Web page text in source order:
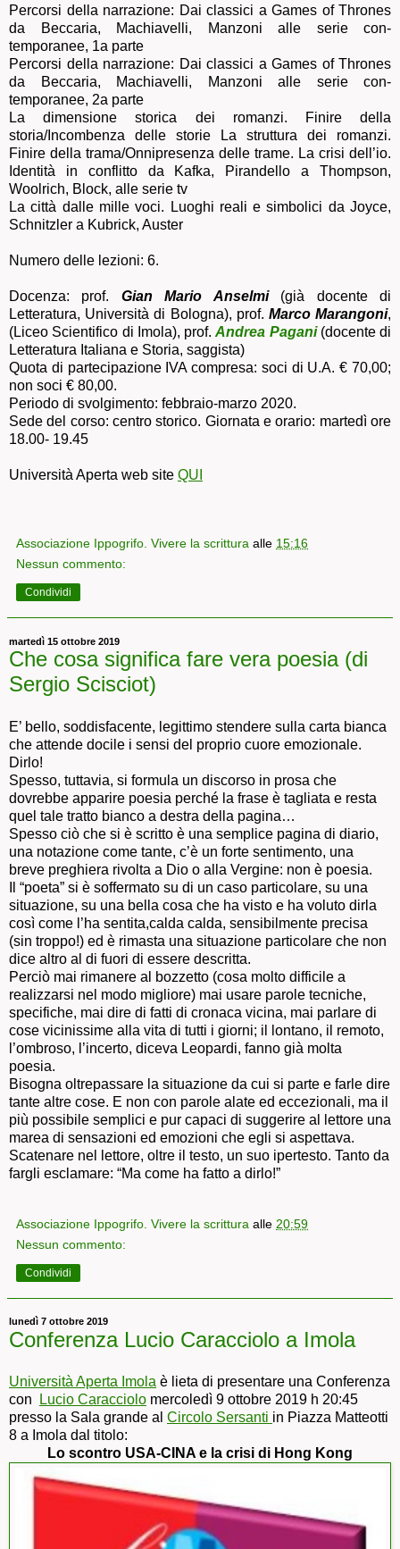
Percorsi della narrazione: Dai classici a Games of Thrones
da Beccaria, Machiavelli, Manzoni alle serie con-
temporanee, 1a parte
Percorsi della narrazione: Dai classici a Games of Thrones
da Beccaria, Machiavelli, Manzoni alle serie con-
temporanee, 2a parte
La dimensione storica dei romanzi. Finire della
storia/Incombenza delle storie La struttura dei romanzi.
Finire della trama/Onnipresenza delle trame. La crisi dell’io.
Identità in conflitto da Kafka, Pirandello a Thompson,
Woolrich, Block, alle serie tv
La città dalle mille voci. Luoghi reali e simbolici da Joyce,
Schnitzler a Kubrick, Auster
Numero delle lezioni: 6.
Docenza: prof. Gian Mario Anselmi(già docente di
Letteratura, Università di Bologna), prof. Marco Marangoni,
(Liceo Scientifico di Imola), prof.Andrea Pagani(docente di
Letteratura Italiana e Storia, saggista)
Quota di partecipazione IVA compresa: soci di U.A. € 70,00;
non soci € 80,00.
Periodo di svolgimento: febbraio-marzo 2020.
Sede del corso: centro storico. Giornata e orario: martedì ore
18.00- 19.45
Università Aperta web site QUI
Associazione Ippogrifo. Vivere la scrittura alle 15:16
Nessun commento:
Condividi
martedì 15 ottobre 2019
Che cosa significa fare vera poesia (di
Sergio Scisciot)
E’ bello, soddisfacente, legittimo stendere sulla carta bianca
che attende docile i sensi del proprio cuore emozionale.
Dirlo!
Spesso, tuttavia, si formula un discorso in prosa che
dovrebbe apparire poesia perché la frase è tagliata e resta
quel tale tratto bianco a destra della pagina…
Spesso ciò che si è scritto è una semplice pagina di diario,
una notazione come tante, c’è un forte sentimento, una
breve preghiera rivolta a Dio o alla Vergine: non è poesia.
Il “poeta” si è soffermato su di un caso particolare, su una
situazione, su una bella cosa che ha visto e ha voluto dirla
così come l’ha sentita,calda calda, sensibilmente precisa
(sin troppo!) ed è rimasta una situazione particolare che non
dice altro al di fuori di essere descritta.
Perciò mai rimanere al bozzetto (cosa molto difficile a
realizzarsi nel modo migliore) mai usare parole tecniche,
specifiche, mai dire di fatti di cronaca vicina, mai parlare di
cose vicinissime alla vita di tutti i giorni; il lontano, il remoto,
l’ombroso, l’incerto, diceva Leopardi, fanno già molta
poesia.
Bisogna oltrepassare la situazione da cui si parte e farle dire
tante altre cose. E non con parole alate ed eccezionali, ma il
più possibile semplici e pur capaci di suggerire al lettore una
marea di sensazioni ed emozioni che egli si aspettava.
Scatenare nel lettore, oltre il testo, un suo ipertesto. Tanto da
fargli esclamare: “Ma come ha fatto a dirlo!”
Associazione Ippogrifo. Vivere la scrittura alle 20:59
Nessun commento:
Condividi
lunedì 7 ottobre 2019
Conferenza Lucio Caracciolo a Imola
Università Aperta Imola è lieta di presentare una Conferenza
con
Lucio Caracciolo mercoledì 9 ottobre 2019 h 20:45
presso la Sala grande al Circolo Sersanti in Piazza Matteotti
8 a Imola dal titolo:
Lo scontro USA-CINA e la crisi di Hong Kong